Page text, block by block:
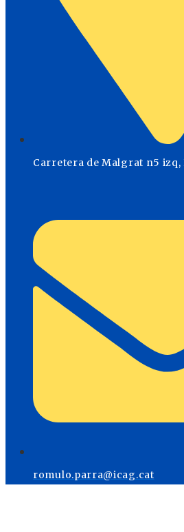
Carretera de Malgrat n5 izq,
romulo.parra@icag.cat